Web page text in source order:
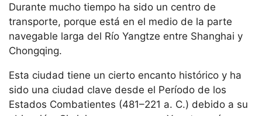
Durante mucho tiempo ha sido un centro de
transporte, porque está en el medio de la parte
navegable larga del Río Yangtze entre Shanghai y
Chongqing.
Esta ciudad tiene un cierto encanto histórico y ha
sido una ciudad clave desde el Período de los
Estados Combatientes (481–221 a. C.) debido a su